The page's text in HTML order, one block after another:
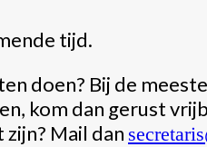
tijd.
doen? Bij de
kom dan gerust
Mail dan